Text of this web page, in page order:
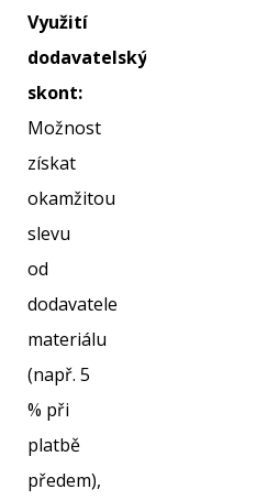
Využití
dodavatelských
skont:
Možnost
získat
okamžitou
slevu
od
dodavatele
materiálu
(např. 5
% při
platbě
předem),